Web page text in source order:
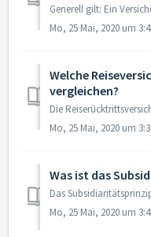
Mo, 25 Mai, 2020 um
Welche
vergleichen?
Mo, 25 Mai, 2020 um
Was ist das
Mo, 25 Mai, 2020 um